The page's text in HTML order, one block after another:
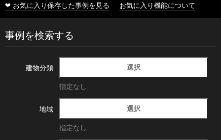
❤ お気に入り保存した事例を見る お気に入り機能について
事例を検索する
建物分類 選択
指定なし
地域 選択
指定なし